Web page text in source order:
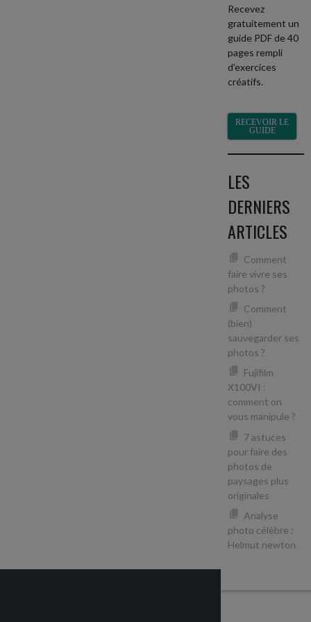
Recevez
gratuitement un
guide PDF de 40
pages rempli
d’exercices
créatifs.
RECEVOIR LE
GUIDE
LES
DERNIERS
ARTICLES
Comment
faire vivre ses
photos ?
Comment
(bien)
sauvegarder ses
photos ?
Fujifilm
X100VI :
comment on
vous manipule ?
7 astuces
pour faire des
photos de
paysages plus
originales
Analyse
photo célèbre :
Helmut newton